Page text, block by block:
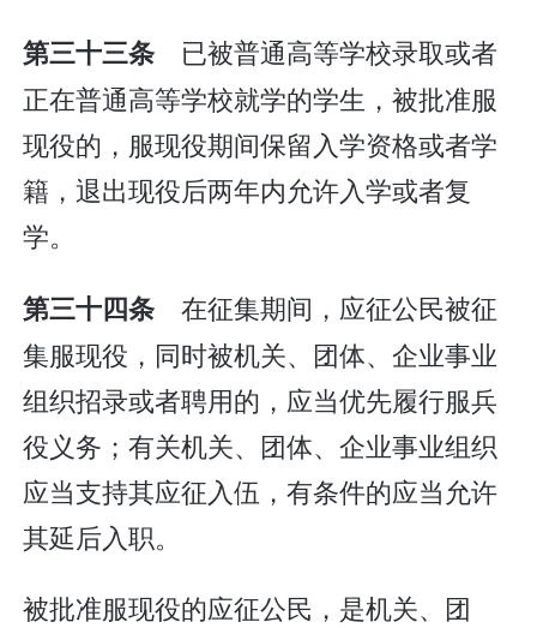
第三十三条 已被普通高等学校录取或者
正在普通高等学校就学的学生，被批准服
现役的，服现役期间保留入学资格或者学
籍，退出现役后两年内允许入学或者复
学。
第三十四条 在征集期间，应征公民被征
集服现役，同时被机关、团体、企业事业
组织招录或者聘用的，应当优先履行服兵
役义务；有关机关、团体、企业事业组织
应当支持其应征入伍，有条件的应当允许
其延后入职。
被批准服现役的应征公民，是机关、团